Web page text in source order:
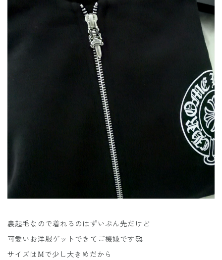
裏起毛なので着れるのはずいぶん先だけど
可愛いお洋服ゲットできてご機嫌です🥰
サイズはMで少し大きめだから